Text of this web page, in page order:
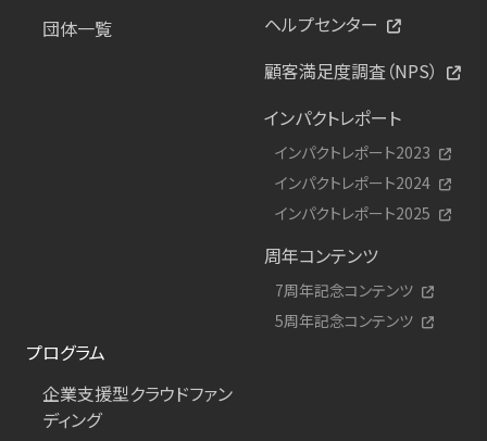
団体一覧
ヘルプセンター
顧客満足度調査（NPS）
インパクトレポート
インパクトレポート2023
インパクトレポート2024
インパクトレポート2025
周年コンテンツ
7周年記念コンテンツ
5周年記念コンテンツ
プログラム
企業支援型クラウドファン
ディング